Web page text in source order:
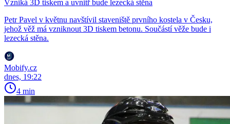
Vzniká 3D tiskem a uvnitř bude lezecká stěna
Petr Pavel v květnu navštívil staveniště prvního kostela v Česku,
jehož věž má vzniknout 3D tiskem betonu. Součástí věže bude i
lezecká stěna.
Mobify.cz
dnes, 19:22
4 min